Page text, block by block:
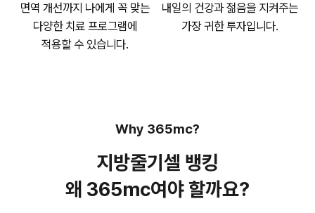
면역 개선까지 나에게 꼭 맞는
다양한 치료 프로그램에
적용할 수 있습니다.
내일의 건강과 젊음을 지켜주는
가장 귀한 투자입니다.
Why 365mc?
지방줄기셀 뱅킹
왜 365mc여야 할까요?